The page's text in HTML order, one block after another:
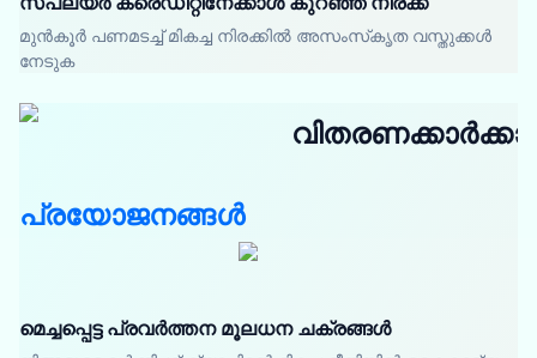
മുൻകൂർ പണമടച്ച് മികച്ച നിരക്കിൽ അസംസ്‌കൃത വസ്തുക്കൾ
നേടുക
പ്രയോജനങ്ങൾ
മെച്ചപ്പെട്ട പ്രവർത്തന മൂലധന ചക്രങ്ങൾ